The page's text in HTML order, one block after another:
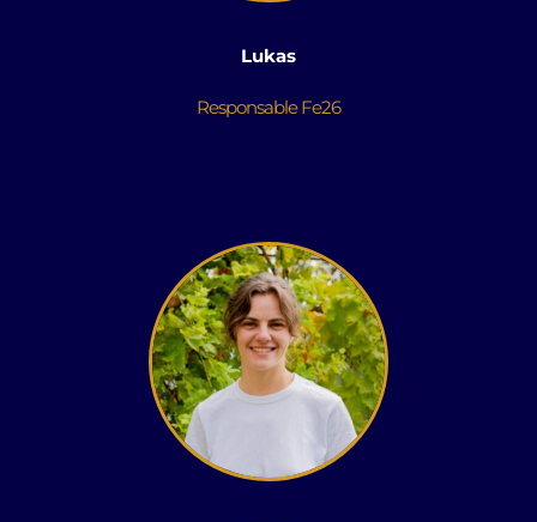
Lukas
Responsable Fe26